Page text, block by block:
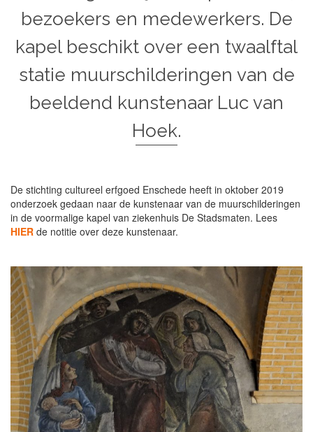
bezoekers en medewerkers. De
kapel beschikt over een twaalftal
statie muurschilderingen van de
beeldend kunstenaar Luc van
Hoek.
De stichting cultureel erfgoed Enschede heeft in oktober 2019
onderzoek gedaan naar de kunstenaar van de muurschilderingen
in de voormalige kapel van ziekenhuis De Stadsmaten. Lees
HIER de notitie over deze kunstenaar.